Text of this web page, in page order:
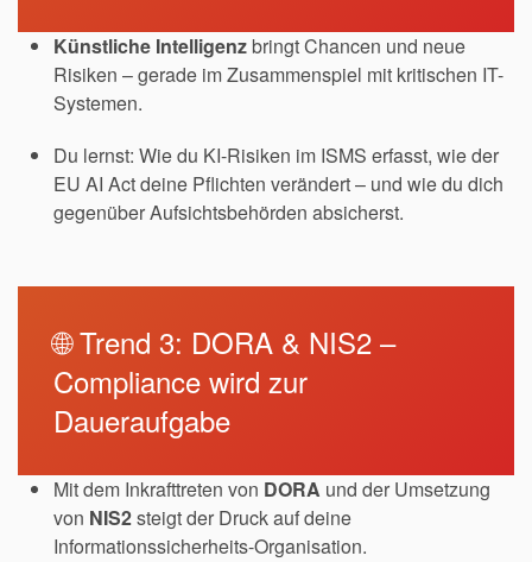
Künstliche Intelligenzbringt Chancen und neue
Risiken – gerade im Zusammenspiel mit kritischen IT-
Systemen.
Du lernst: Wie du KI-Risiken im ISMS erfasst, wie der
EU AI Act deine Pflichten verändert – und wie du dich
gegenüber Aufsichtsbehörden absicherst.
🌐 Trend 3: DORA & NIS2 –
Compliance wird zur
Daueraufgabe
Mit dem Inkrafttreten von DORA und der Umsetzung
von NIS2steigt der Druck auf deine
Informationssicherheits-Organisation.